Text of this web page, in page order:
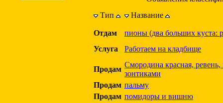
Тип
Название
Отдам
пионы (два больших куста:
Услуга
Работаем на кладбище
Продам
Смородина красная, ревень,
зонтиками
Продам пальму
Продам помидоры и вишню